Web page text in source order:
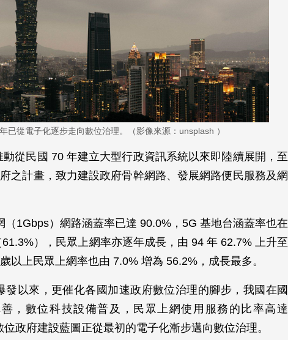
已從電子化逐步走向數位治理。（影像來源：unsplash ）
從民國 70 年建立大型行政資訊系統以來即陸續展開，至
之計畫，致力建設政府骨幹網路、發展網路便民服務及網
（1Gbps）網路涵蓋率已達 90.0%，5G 基地台涵蓋率也在
），民眾上網率亦逐年成長，由 94 年 62.7% 上升至
以上民眾上網率也由 7.0% 增為 56.2%，成長最多。
發以來，更催化各國加速政府數位治理的腳步，我國在國
，數位科技設備普及，民眾上網使用服務的比率高達
政府建設藍圖正從最初的電子化漸步邁向數位治理。